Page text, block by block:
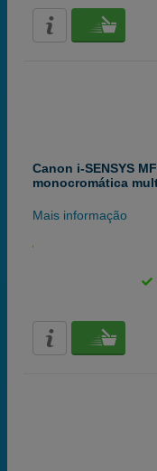
Canon i-SENSYS
monocromática
Mais informação